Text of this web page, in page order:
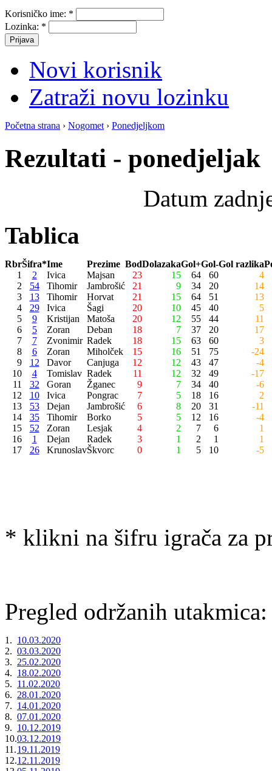
Korisničko ime: *
Lozinka: *
Novi korisnik
Zatraži novu lozinku
Početna strana › Nogomet › Ponedjeljkom
Rezultati - ponedjeljak
Datum
Tablica
RbrŠifra*Ime Prezime BodDolazakaGol+Gol-Gol razlika
1
2 Ivica Majsan 23 15 64 60
4
2
54 Tihomir Jambrošić 21 9 34 20
14
3
13 Tihomir Horvat 21 15 64 51
13
4
29 Ivica Šagi 20 10 45 40
5
5
9 Kristijan Matoša 20 12 55 44
11
6
5 Zoran Deban 18 7 37 20
17
7
7 Zvonimir Radek 18 15 63 60
3
8
6 Zoran Miholček 15 16 51 75
-24
9
12 Davor Canjuga 12 12 43 47
-4
10
4 Tomislav Radek 11 12 32 49
-17
11
32 Goran Žganec 9 7 34 40
-6
12
10 Ivica Pongrac 7 5 18 16
2
13
53 Dejan Jambrošić 6 8 20 31
-11
14
35 Tihomir Borko 5 5 12 16
-4
15
52 Zoran Lesjak 4 2 7 6
1
16
1 Dejan Radek 3 1 2 1
1
17
26 KrunoslavŠkvorc 0 1 5 10 -5
* klikni na šifru igrača za
Pregled održanih utakmica:
1. 10.03.2020
2. 03.03.2020
3. 25.02.2020
4. 18.02.2020
5. 11.02.2020
6. 28.01.2020
7. 14.01.2020
8. 07.01.2020
9. 10.12.2019
10.03.12.2019
11.19.11.2019
12.12.11.2019